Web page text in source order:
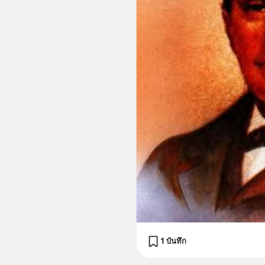
1 บันทึก